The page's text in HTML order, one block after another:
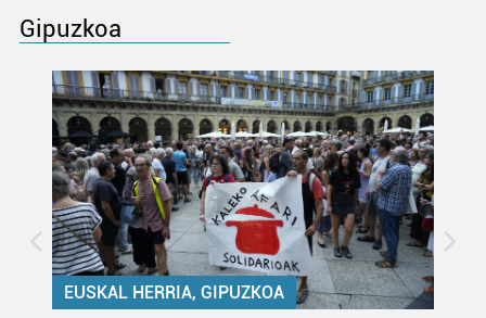
Gipuzkoa
EUSKAL HERRIA, GIPUZKOA